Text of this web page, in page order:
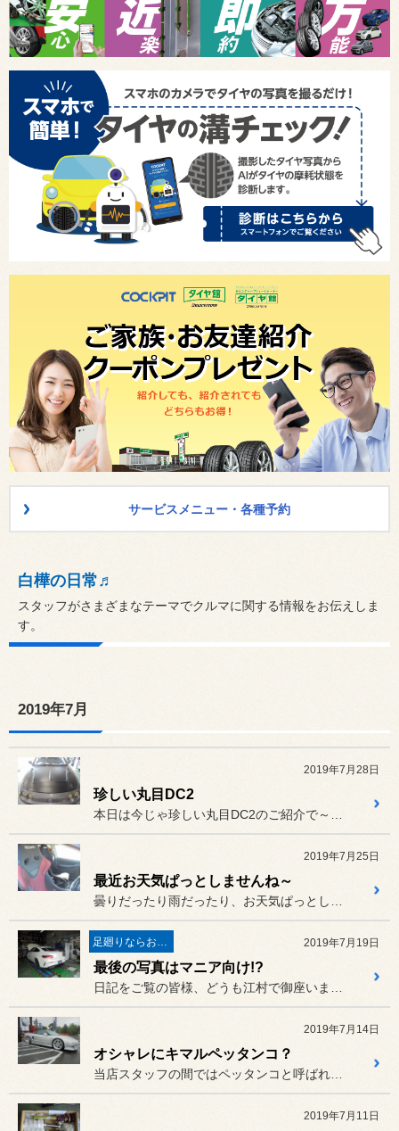
サービスメニュー・各種予約
白樺の日常♬
スタッフがさまざまなテーマでクルマに関する情報をお伝えしま
す。
2019年7月
2019年7月28日
珍しい丸目DC2
2019年7月25日
最近お天気ぱっとしませんね～
足廻りならお任せ♬ 2019年7月19日
最後の写真はマニア向け!?
2019年7月14日
オシャレにキマルペッタンコ？
2019年7月11日